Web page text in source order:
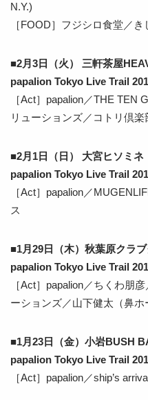
N.Y.)
［FOOD］フジシロ食堂／き
■2月3日（火） 三軒茶屋
papalion Tokyo Live Trail
［Act］papalion／THE TEN
リューションズ／コトリ倶
■2月1日（日） 大宮ヒソミネ
papalion Tokyo Live Trail
［Act］papalion／
ス
■1月29日（木）秋葉原クラ
papalion Tokyo Live Trail
［Act］papalion／ちくわ朋
ーションズ／山下健太（鼻ホ
■1月23日（金）小岩BUSH
papalion Tokyo Live Trail
［Act］papalion／ship’s